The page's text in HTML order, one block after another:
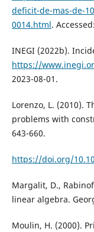
deficit-de-mas-de-
0014.html.
INEGI (2022b).
https://
2023-08-01.
Lorenzo, L. (2010).
problems with
643-660.
https://doi.org/
Margalit, D.,
linear algebra.
Moulin, H. (2000).